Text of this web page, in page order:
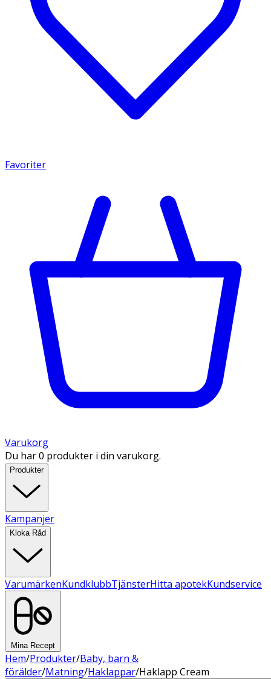
Favoriter
Varukorg
Du har 0 produkter i din varukorg.
Produkter
Kampanjer
Kloka Råd
VarumärkenKundklubbTjänsterHitta apotekKundservice
Mina Recept
Hem/Produkter/Baby, barn &
förälder/Matning/Haklappar/Haklapp Cream